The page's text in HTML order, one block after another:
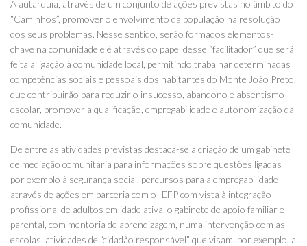
A autarquia, através de um conjunto de ações previstas no âmbito do
“Caminhos”, promover o envolvimento da população na resolução
dos seus problemas. Nesse sentido, serão formados elementos-
chave na comunidade e é através do papel desse “facilitador” que será
feita a ligação à comunidade local, permitindo trabalhar determinadas
competências sociais e pessoais dos habitantes do Monte João Preto,
que contribuirão para reduzir o insucesso, abandono e absentismo
escolar, promover a qualificação, empregabilidade e autonomização da
comunidade.
De entre as atividades previstas destaca-se a criação de um gabinete
de mediação comunitária para informações sobre questões ligadas
por exemplo à segurança social, percursos para a empregabilidade
através de ações em parceria com o IEFP com vista à integração
profissional de adultos em idade ativa, o gabinete de apoio familiar e
parental, com mentoria de aprendizagem, numa intervenção com as
escolas, atividades de “cidadão responsável” que visam, por exemplo, a